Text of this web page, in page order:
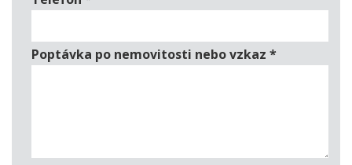
Poptávka po nemovitosti nebo vzkaz *